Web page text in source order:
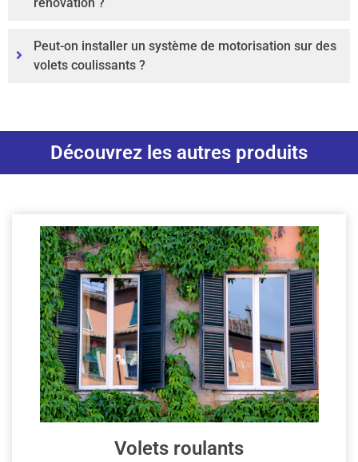
Peut-on installer un système de motorisation sur des
volets coulissants ?
Découvrez les autres produits
Volets roulants